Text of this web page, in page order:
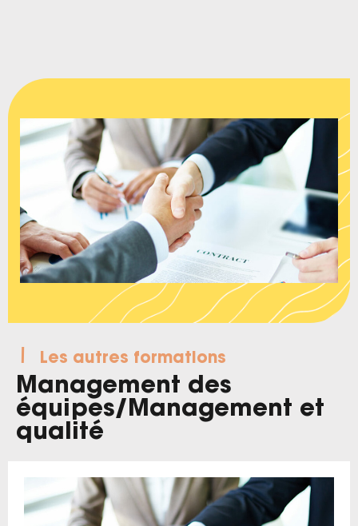
Les autres formations
Management des
équipes/Management et
qualité